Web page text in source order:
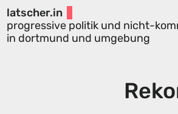
latscher.in
progressive politik und nicht-
in dortmund und umgebung